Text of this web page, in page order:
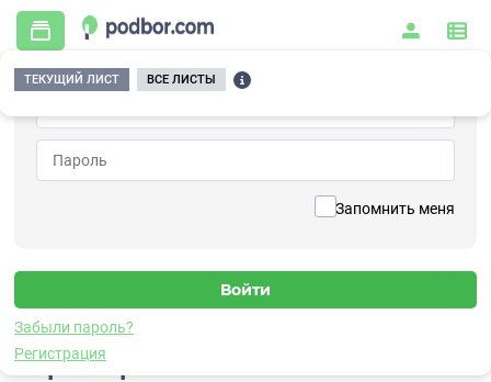
Запомнить меня
Забыли пароль?
Регистрация
ТЕКУЩИЙ ЛИСТ ВСЕ ЛИСТЫ
Главная / Видеонаблюдение / Видеокамеры / IP /
TRASSIR TR-D3122ZIR2 v6 (2.8–8.0 мм)
8.0 мм)
Видеокамера IP
Характеристики